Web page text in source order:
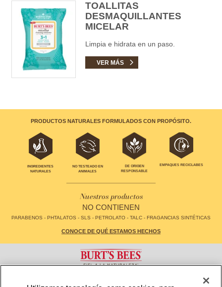
TOALLITAS
DESMAQUILLANTES
MICELAR
Limpia e hidrata en un paso.
VER MÁS
PRODUCTOS NATURALES FORMULADOS CON PROPÓSITO.
INGREDIENTES
NATURALES
NO TESTEADO EN
ANIMALES
DE ORIGEN
RESPONSABLE
EMPAQUES RECICLABES
Nuestros productos
NO CONTIENEN
PARABENOS - PHTALATOS - SLS - PETROLATO - TALC - FRAGANCIAS SINTÉTICAS
CONOCE DE QUÉ ESTAMOS HECHOS